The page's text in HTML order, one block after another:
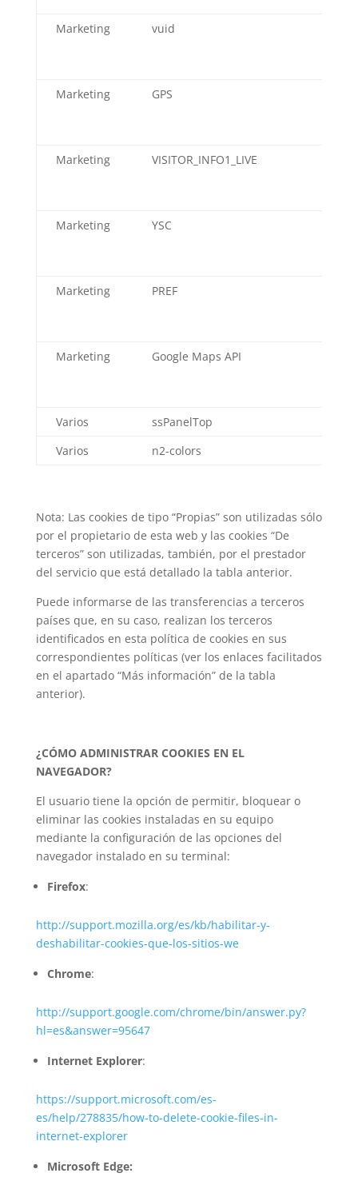
Marketing vuid
Marketing GPS
Marketing VISITOR_INFO1_LIVE
Marketing YSC
Marketing PREF
Marketing Google Maps API
Varios
ssPanelTop
Varios
n2-colors
Nota: Las cookies de tipo “Propias” son utilizadas sólo
por el propietario de esta web y las cookies “De
terceros” son utilizadas, también, por el prestador
del servicio que está detallado la tabla anterior.
Puede informarse de las transferencias a terceros
países que, en su caso, realizan los terceros
identificados en esta política de cookies en sus
correspondientes políticas (ver los enlaces facilitados
en el apartado “Más información” de la tabla
anterior).
¿CÓMO ADMINISTRAR COOKIES EN EL
NAVEGADOR?
El usuario tiene la opción de permitir, bloquear o
eliminar las cookies instaladas en su equipo
mediante la configuración de las opciones del
navegador instalado en su terminal:
Firefox:
http://support.mozilla.org/es/kb/habilitar-y-
deshabilitar-cookies-que-los-sitios-we
Chrome:
http://support.google.com/chrome/bin/answer.py?
hl=es&answer=95647
Internet Explorer:
https://support.microsoft.com/es-
es/help/278835/how-to-delete-cookie-files-in-
internet-explorer
Microsoft Edge: